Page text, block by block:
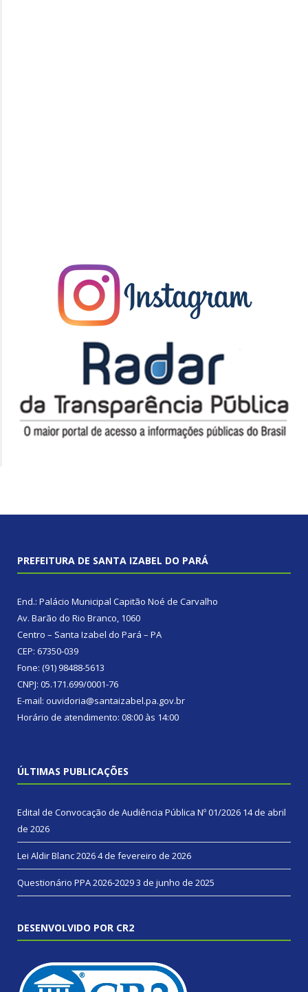
PREFEITURA DE SANTA IZABEL DO PARÁ
End.: Palácio Municipal Capitão Noé de Carvalho
Av. Barão do Rio Branco, 1060
Centro – Santa Izabel do Pará – PA
CEP: 67350-039
Fone: (91) 98488-5613
CNPJ: 05.171.699/0001-76
E-mail: ouvidoria@santaizabel.pa.gov.br
Horário de atendimento: 08:00 às 14:00
ÚLTIMAS PUBLICAÇÕES
Edital de Convocação de Audiência Pública Nº 01/2026 14 de abril
de 2026
Lei Aldir Blanc 20264 de fevereiro de 2026
Questionário PPA 2026-20293 de junho de 2025
DESENVOLVIDO POR CR2